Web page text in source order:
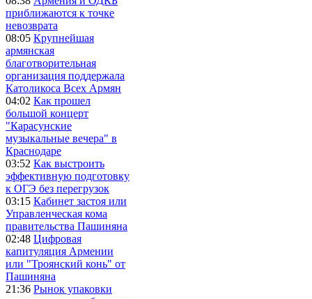
приближаются к точке
невозврата
08:05 Крупнейшая
армянская
благотворительная
организация поддержала
Католикоса Всех Армян
04:02 Как прошел
большой концерт
"Карасунские
музыкальные вечера" в
Краснодаре
03:52 Как выстроить
эффективную подготовку
к ОГЭ без перегрузок
03:15 Кабинет застоя или
Управленческая кома
правительства Пашиняна
02:48 Цифровая
капитуляция Армении
или "Троянский конь" от
Пашиняна
21:36 Рынок упаковки